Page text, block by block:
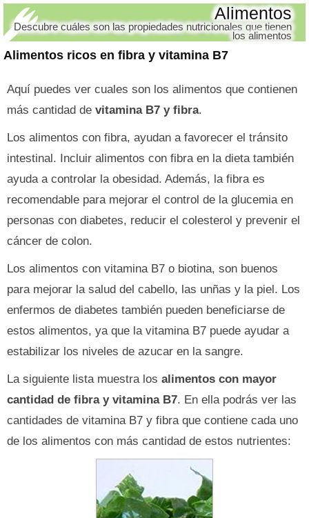
Alimentos ricos en fibra y vitamina B7
Alimentos
Descubre cuáles son las propiedades nutricionales que tienen
los alimentos
Aquí puedes ver cuales son los alimentos que contienen
más cantidad de vitamina B7 y fibra.
Los alimentos con fibra, ayudan a favorecer el tránsito
intestinal. Incluir alimentos con fibra en la dieta también
ayuda a controlar la obesidad. Además, la fibra es
recomendable para mejorar el control de la glucemia en
personas con diabetes, reducir el colesterol y prevenir el
cáncer de colon.
Los alimentos con vitamina B7 o biotina, son buenos
para mejorar la salud del cabello, las unñas y la piel. Los
enfermos de diabetes también pueden beneficiarse de
estos alimentos, ya que la vitamina B7 puede ayudar a
estabilizar los niveles de azucar en la sangre.
La siguiente lista muestra los alimentos con mayor
cantidad de fibra y vitamina B7. En ella podrás ver las
cantidades de vitamina B7 y fibra que contiene cada uno
de los alimentos con más cantidad de estos nutrientes: